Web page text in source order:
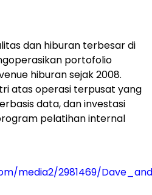
dan hiburan terbesar di
portofolio
hiburan sejak 2008.
atas operasi terpusat yang
data, dan investasi
pelatihan internal
media2/2981469/